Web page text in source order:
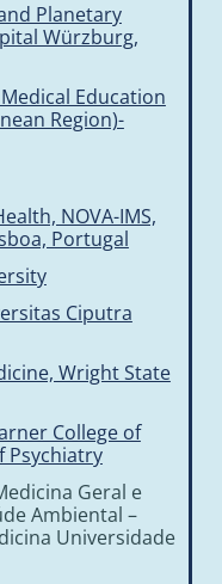
Planetary
Würzburg,
Education
Region)-
NOVA-IMS,
Portugal
Ciputra
Wright State
College of
Psychiatry
Geral e
Ambiental –
Universidade